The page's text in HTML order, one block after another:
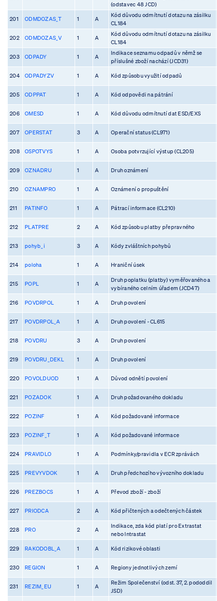
(odstavec 48 JCD)
201 ODMDOZAS_T 1 A
Kód důvodu odmítnutí dotazu na zásilku
CL184
202 ODMDOZAS_V 1 A
Kód důvodu odmítnutí dotazu na zásilku
CL184
203 ODPADY 1 A
Indikace seznamu odpadů v němž se
příslušné zboží nachází (JCD31)
204 ODPADYZV 1 A Kód způsobu využití odpadů
205 ODPPAT 1 A Kód odpovědi na pátrání
206 OMESD 1 A Kód důvodu odmítnutí dat ESD/EXS
207 OPERSTAT 3 A Operační status (CL971)
208 OSPOTVYS 1 A Osoba potvrzující výstup (CL205)
209 OZNADRU 1 A Druh oznámení
210 OZNAMPRO 1 A Oznámení o propuštění
211 PATINFO 1 A Pátrací informace (CL210)
212 PLATPRE 2 A Kód způsobu platby přepravného
213 pohyb_i 3 A Kódy zvláštních pohybů
214 poloha 1 A Hraniční úsek
215 POPL 1 A
Druh poplatku (platby) vyměřovaného a
vybíraného celním úřadem (JCD47)
216 POVDRPOL 1 A Druh povolení
217 POVDRPOL_A 1 A Druh povolení - CL615
218 POVDRU 3 A Druh povolení
219 POVDRU_DEKL 1 A Druh povolení
220 POVOLDUOD 1 A Důvod odnětí povolení
221 POZADOK 1 A Druh požadovaného dokladu
222 POZINF 1 A Kód požadované informace
223 POZINF_T 1 A Kód požadované informace
224 PRAVIDLO 1 A Podmínky/pravidla v ECR zprávách
225 PREVYVDOK 1 A Druh předchozího vývozního dokladu
226 PREZBOCS 1 A Převod zboží - zboží
227 PRIODCA 2 A Kód přičtených a odečtených částek
228 PRO 2 A
Indikace, zda kód platí pro Extrastat
nebo Intrastat
229 RAKODOBL_A 1 A Kód rizikové oblasti
230 REGION 1 A Regiony jednotlivých zemí
231 REZIM_EU 1 A
Režim Společenství (odst. 37, 2. pododdil
JSD)